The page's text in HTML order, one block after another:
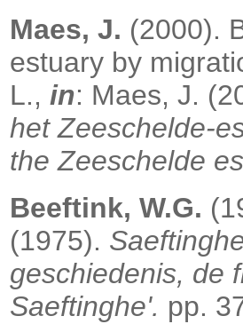
Maes, J. (2000).
estuary by
L., in: Maes, J.
het Zeeschelde-
the Zeeschelde
Beeftink, W.G.
(1975).
geschiedenis, de
Saeftinghe'. pp.